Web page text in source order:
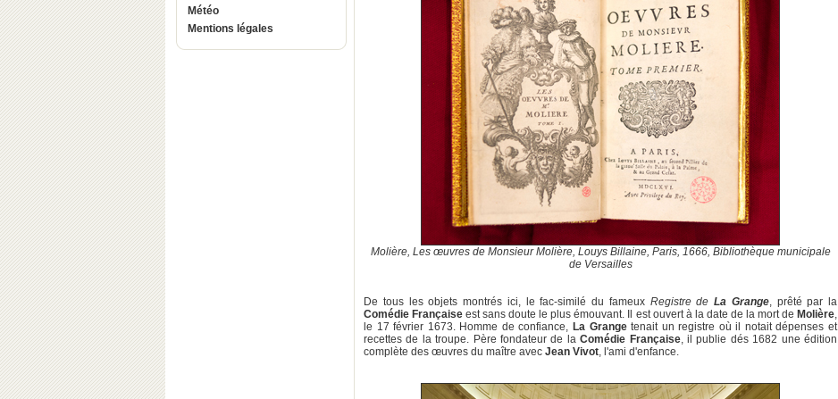
Météo
Mentions légales
Molière, Les œuvres de Monsieur Molière, Louys Billaine, Paris, 1666, Bibliothèque municipale
de Versailles
De tous les objets montrés ici, le fac-similé du fameux Registre de La Grange, prêté par la
Comédie Française est sans doute le plus émouvant. Il est ouvert à la date de la mort de Molière,
le 17 février 1673. Homme de confiance, La Grangetenait un registre où il notait dépenses et
recettes de la troupe. Père fondateur de laComédie Française, il publie dés 1682 une édition
complète des œuvres du maître avec Jean Vivot, l'ami d'enfance.